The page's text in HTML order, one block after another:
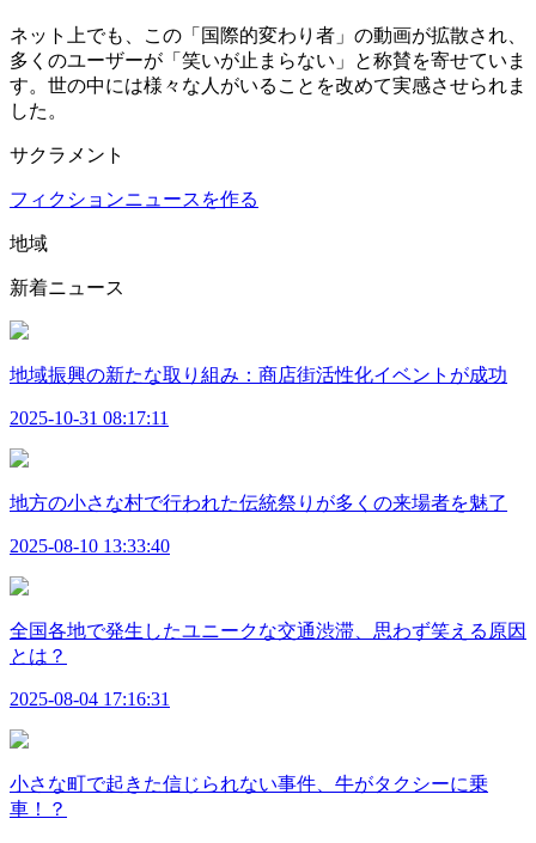
ネット上でも、この「国際的変わり者」の動画が拡散され、
多くのユーザーが「笑いが止まらない」と称賛を寄せていま
す。世の中には様々な人がいることを改めて実感させられま
した。
サクラメント
フィクションニュースを作る
地域
新着ニュース
地域振興の新たな取り組み：商店街活性化イベントが成功
2025-10-31 08:17:11
地方の小さな村で行われた伝統祭りが多くの来場者を魅了
2025-08-10 13:33:40
全国各地で発生したユニークな交通渋滞、思わず笑える原因
とは？
2025-08-04 17:16:31
小さな町で起きた信じられない事件、牛がタクシーに乗
車！？